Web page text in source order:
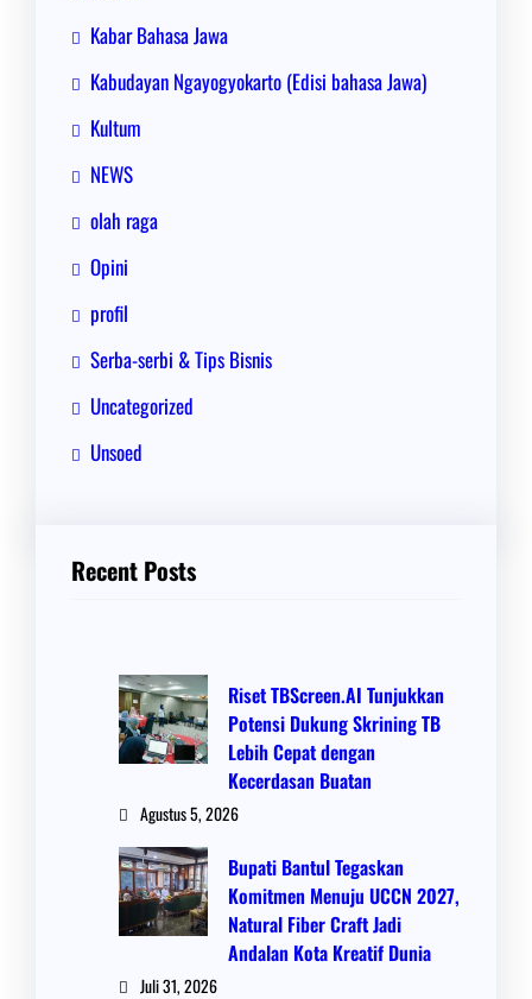
Kabar Bahasa Jawa
Kabudayan Ngayogyokarto (Edisi bahasa Jawa)
Kultum
NEWS
olah raga
Opini
profil
Serba-serbi & Tips Bisnis
Uncategorized
Unsoed
Recent Posts
Riset TBScreen.AI Tunjukkan
Potensi Dukung Skrining TB
Lebih Cepat dengan
Kecerdasan Buatan
Agustus 5, 2026
Bupati Bantul Tegaskan
Komitmen Menuju UCCN 2027,
Natural Fiber Craft Jadi
Andalan Kota Kreatif Dunia
Juli 31, 2026